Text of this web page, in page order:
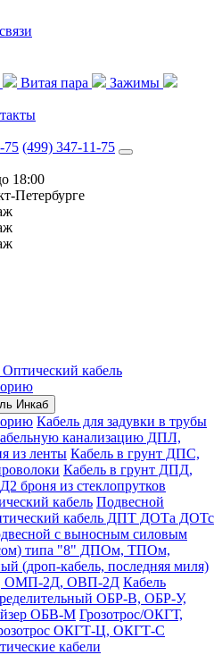
Витая пара
Зажимы
75 (499) 347-11-75
18:00
Петербурге
Оптический кабель
Инкаб
Кабель для задувки в трубы
канализацию ДПЛ,
из ленты Кабель в грунт ДПС,
Кабель в грунт ДПД,
из стеклопрутков
кабель Подвесной
кабель ДПТ ДОТа ДОТс
с выносным силовым
типа "8" ДПОм, ТПОм,
(дроп-кабель, последняя миля)
ОМП-2Д, ОВП-2Д Кабель
ОБР-В, ОБР-У,
ОБВ-М Грозотрос/ОКГТ,
ОКГТ-Ц, ОКГТ-С
кабели